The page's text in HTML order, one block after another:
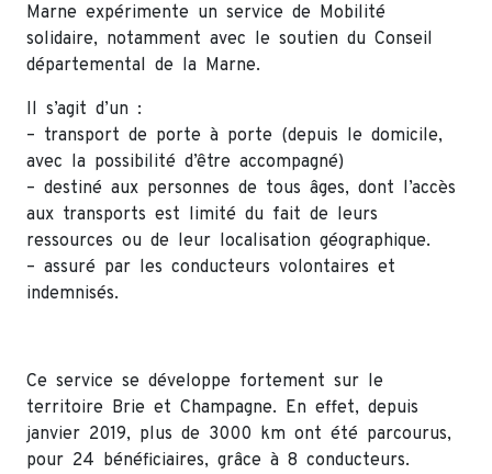
Marne expérimente un service de Mobilité
solidaire, notamment avec le soutien du Conseil
départemental de la Marne.
Il s’agit d’un :
– transport de porte à porte (depuis le domicile,
avec la possibilité d’être accompagné)
– destiné aux personnes de tous âges, dont l’accès
aux transports est limité du fait de leurs
ressources ou de leur localisation géographique.
– assuré par les conducteurs volontaires et
indemnisés.
Ce service se développe fortement sur le
territoire Brie et Champagne. En effet, depuis
janvier 2019, plus de 3000 km ont été parcourus,
pour 24 bénéficiaires, grâce à 8 conducteurs.